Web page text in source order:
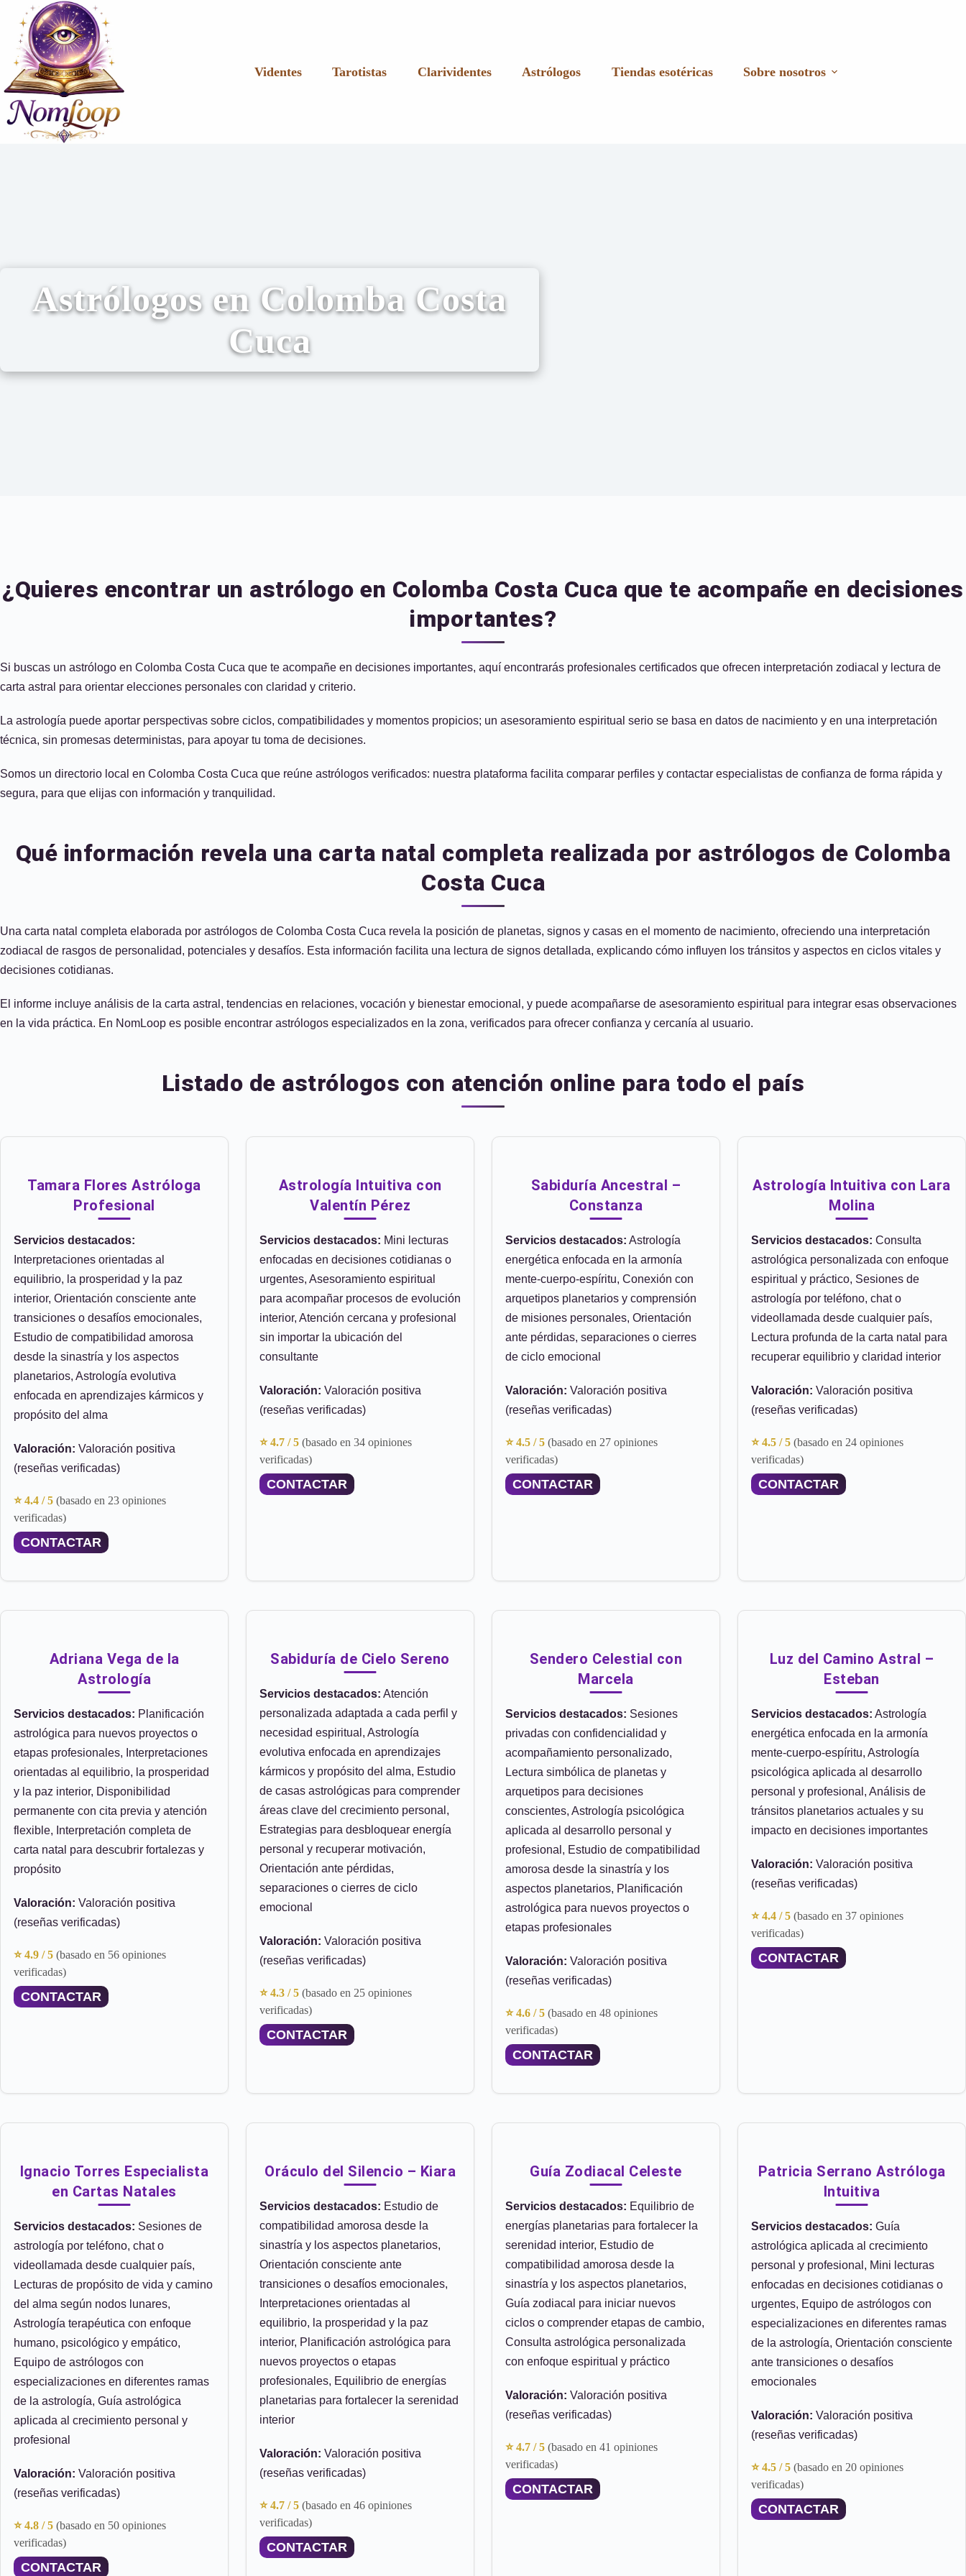
Videntes Tarotistas Clarividentes Astrólogos Tiendas esotéricas Sobre nosotros
Astrólogos en Colomba Costa
Cuca
¿Quieres encontrar un astrólogo en Colomba Costa Cuca que te acompañe en decisiones
importantes?
Si buscas un astrólogo en Colomba Costa Cuca que te acompañe en decisiones importantes, aquí encontrarás profesionales certificados que ofrecen interpretación zodiacal y lectura de
carta astral para orientar elecciones personales con claridad y criterio.
La astrología puede aportar perspectivas sobre ciclos, compatibilidades y momentos propicios; un asesoramiento espiritual serio se basa en datos de nacimiento y en una interpretación
técnica, sin promesas deterministas, para apoyar tu toma de decisiones.
Somos un directorio local en Colomba Costa Cuca que reúne astrólogos verificados: nuestra plataforma facilita comparar perfiles y contactar especialistas de confianza de forma rápida y
segura, para que elijas con información y tranquilidad.
Qué información revela una carta natal completa realizada por astrólogos de Colomba
Costa Cuca
Una carta natal completa elaborada por astrólogos de Colomba Costa Cuca revela la posición de planetas, signos y casas en el momento de nacimiento, ofreciendo una interpretación
zodiacal de rasgos de personalidad, potenciales y desafíos. Esta información facilita una lectura de signos detallada, explicando cómo influyen los tránsitos y aspectos en ciclos vitales y
decisiones cotidianas.
El informe incluye análisis de la carta astral, tendencias en relaciones, vocación y bienestar emocional, y puede acompañarse de asesoramiento espiritual para integrar esas observaciones
en la vida práctica. En NomLoop es posible encontrar astrólogos especializados en la zona, verificados para ofrecer confianza y cercanía al usuario.
Listado de astrólogos con atención online para todo el país
Tamara Flores Astróloga
Profesional
Servicios destacados:
Interpretaciones orientadas al
equilibrio, la prosperidad y la paz
interior, Orientación consciente ante
transiciones o desafíos emocionales,
Estudio de compatibilidad amorosa
desde la sinastría y los aspectos
planetarios, Astrología evolutiva
enfocada en aprendizajes kármicos y
propósito del alma
Valoración: Valoración positiva
(reseñas verificadas)
⭐ 4.4 / 5 (basado en 23 opiniones
verificadas)
CONTACTAR
Astrología Intuitiva con
Valentín Pérez
Servicios destacados: Mini lecturas
enfocadas en decisiones cotidianas o
urgentes, Asesoramiento espiritual
para acompañar procesos de evolución
interior, Atención cercana y profesional
sin importar la ubicación del
consultante
Valoración: Valoración positiva
(reseñas verificadas)
⭐ 4.7 / 5 (basado en 34 opiniones
verificadas)
CONTACTAR
Sabiduría Ancestral –
Constanza
Servicios destacados: Astrología
energética enfocada en la armonía
mente-cuerpo-espíritu, Conexión con
arquetipos planetarios y comprensión
de misiones personales, Orientación
ante pérdidas, separaciones o cierres
de ciclo emocional
Valoración: Valoración positiva
(reseñas verificadas)
⭐ 4.5 / 5 (basado en 27 opiniones
verificadas)
CONTACTAR
Astrología Intuitiva con Lara
Molina
Servicios destacados: Consulta
astrológica personalizada con enfoque
espiritual y práctico, Sesiones de
astrología por teléfono, chat o
videollamada desde cualquier país,
Lectura profunda de la carta natal para
recuperar equilibrio y claridad interior
Valoración: Valoración positiva
(reseñas verificadas)
⭐ 4.5 / 5 (basado en 24 opiniones
verificadas)
CONTACTAR
Adriana Vega de la
Astrología
Servicios destacados: Planificación
astrológica para nuevos proyectos o
etapas profesionales, Interpretaciones
orientadas al equilibrio, la prosperidad
y la paz interior, Disponibilidad
permanente con cita previa y atención
flexible, Interpretación completa de
carta natal para descubrir fortalezas y
propósito
Valoración: Valoración positiva
(reseñas verificadas)
⭐ 4.9 / 5 (basado en 56 opiniones
verificadas)
CONTACTAR
Sabiduría de Cielo Sereno
Servicios destacados: Atención
personalizada adaptada a cada perfil y
necesidad espiritual, Astrología
evolutiva enfocada en aprendizajes
kármicos y propósito del alma, Estudio
de casas astrológicas para comprender
áreas clave del crecimiento personal,
Estrategias para desbloquear energía
personal y recuperar motivación,
Orientación ante pérdidas,
separaciones o cierres de ciclo
emocional
Valoración: Valoración positiva
(reseñas verificadas)
⭐ 4.3 / 5 (basado en 25 opiniones
verificadas)
CONTACTAR
Sendero Celestial con
Marcela
Servicios destacados: Sesiones
privadas con confidencialidad y
acompañamiento personalizado,
Lectura simbólica de planetas y
arquetipos para decisiones
conscientes, Astrología psicológica
aplicada al desarrollo personal y
profesional, Estudio de compatibilidad
amorosa desde la sinastría y los
aspectos planetarios, Planificación
astrológica para nuevos proyectos o
etapas profesionales
Valoración: Valoración positiva
(reseñas verificadas)
⭐ 4.6 / 5 (basado en 48 opiniones
verificadas)
CONTACTAR
Luz del Camino Astral –
Esteban
Servicios destacados: Astrología
energética enfocada en la armonía
mente-cuerpo-espíritu, Astrología
psicológica aplicada al desarrollo
personal y profesional, Análisis de
tránsitos planetarios actuales y su
impacto en decisiones importantes
Valoración: Valoración positiva
(reseñas verificadas)
⭐ 4.4 / 5 (basado en 37 opiniones
verificadas)
CONTACTAR
Ignacio Torres Especialista
en Cartas Natales
Servicios destacados: Sesiones de
astrología por teléfono, chat o
videollamada desde cualquier país,
Lecturas de propósito de vida y camino
del alma según nodos lunares,
Astrología terapéutica con enfoque
humano, psicológico y empático,
Equipo de astrólogos con
especializaciones en diferentes ramas
de la astrología, Guía astrológica
aplicada al crecimiento personal y
profesional
Valoración: Valoración positiva
(reseñas verificadas)
⭐ 4.8 / 5 (basado en 50 opiniones
verificadas)
CONTACTAR
Oráculo del Silencio – Kiara
Servicios destacados: Estudio de
compatibilidad amorosa desde la
sinastría y los aspectos planetarios,
Orientación consciente ante
transiciones o desafíos emocionales,
Interpretaciones orientadas al
equilibrio, la prosperidad y la paz
interior, Planificación astrológica para
nuevos proyectos o etapas
profesionales, Equilibrio de energías
planetarias para fortalecer la serenidad
interior
Valoración: Valoración positiva
(reseñas verificadas)
⭐ 4.7 / 5 (basado en 46 opiniones
verificadas)
CONTACTAR
Guía Zodiacal Celeste
Servicios destacados: Equilibrio de
energías planetarias para fortalecer la
serenidad interior, Estudio de
compatibilidad amorosa desde la
sinastría y los aspectos planetarios,
Guía zodiacal para iniciar nuevos
ciclos o comprender etapas de cambio,
Consulta astrológica personalizada
con enfoque espiritual y práctico
Valoración: Valoración positiva
(reseñas verificadas)
⭐ 4.7 / 5 (basado en 41 opiniones
verificadas)
CONTACTAR
Patricia Serrano Astróloga
Intuitiva
Servicios destacados: Guía
astrológica aplicada al crecimiento
personal y profesional, Mini lecturas
enfocadas en decisiones cotidianas o
urgentes, Equipo de astrólogos con
especializaciones en diferentes ramas
de la astrología, Orientación consciente
ante transiciones o desafíos
emocionales
Valoración: Valoración positiva
(reseñas verificadas)
⭐ 4.5 / 5 (basado en 20 opiniones
verificadas)
CONTACTAR